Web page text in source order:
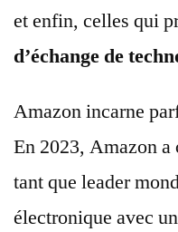
et enfin, celles qui
d’échange de
Amazon incarne
En 2023, Amazon
tant que leader
électronique avec